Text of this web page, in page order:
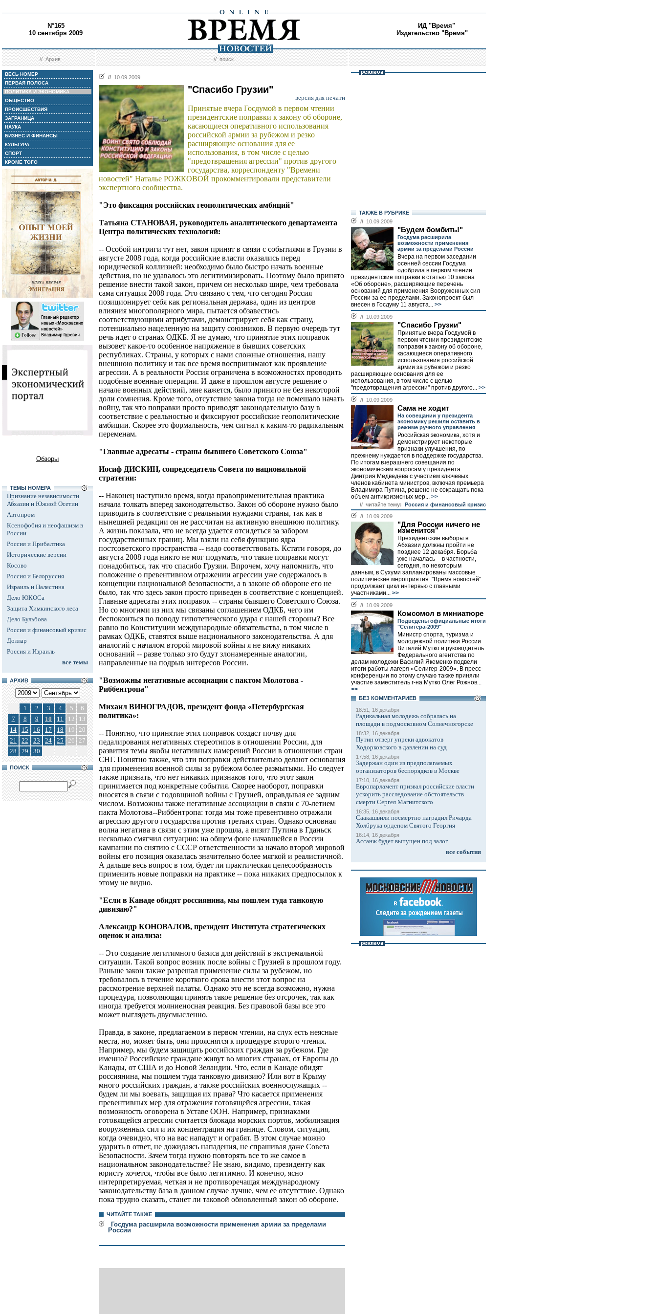
N°165
10 сентября 2009
ИД "Время"
Издательство "Время"
//Архив //поиск
ВЕСЬ НОМЕР
ПЕРВАЯ ПОЛОСА
ПОЛИТИКА И ЭКОНОМИКА
ОБЩЕСТВО
ПРОИСШЕСТВИЯ
ЗАГРАНИЦА
НАУКА
БИЗНЕС И ФИНАНСЫ
КУЛЬТУРА
СПОРТ
КРОМЕ ТОГО
Обзоры
ТЕМЫ НОМЕРА
Признание независимости
Абхазии и Южной Осетии
Автопром
Ксенофобия и неофашизм в
России
Россия и Прибалтика
Исторические версии
Косово
Россия и Белоруссия
Израиль и Палестина
Дело ЮКОСа
Защита Химкинского леса
Дело Бульбова
Россия и финансовый кризис
Доллар
Россия и Израиль
все темы
АРХИВ
1 2 3 4 5
6
7
8 9 10 11 12
13
14
15 16 17 18 19 20
21
22 23 24 25 26 27
28
29 30
ПОИСК
// 10.09.2009
"Спасибо Грузии"
версия для печати
Принятые вчера Госдумой в первом чтении
президентские поправки к закону об обороне,
касающиеся оперативного использования
российской армии за рубежом и резко
расширяющие основания для ее
использования, в том числе с целью
"предотвращения агрессии" против другого
государства, корреспонденту "Времени
новостей" Наталье РОЖКОВОЙ прокомментировали представители
экспертного сообщества.
"Это фиксация российских геополитических амбиций"
Татьяна СТАНОВАЯ, руководитель аналитического департамента
Центра политических технологий:
-- Особой интриги тут нет, закон принят в связи с событиями в Грузии в
августе 2008 года, когда российские власти оказались перед
юридической коллизией: необходимо было быстро начать военные
действия, но не удавалось это легитимизировать. Поэтому было принято
решение внести такой закон, причем он несколько шире, чем требовала
сама ситуация 2008 года. Это связано с тем, что сегодня Россия
позиционирует себя как региональная держава, один из центров
влияния многополярного мира, пытается обзавестись
соответствующими атрибутами, демонстрирует себя как страну,
потенциально нацеленную на защиту союзников. В первую очередь тут
речь идет о странах ОДКБ. Я не думаю, что принятие этих поправок
вызовет какое-то особенное напряжение в бывших советских
республиках. Страны, у которых с нами сложные отношения, нашу
внешнюю политику и так все время воспринимают как проявление
агрессии. А в реальности Россия ограничена в возможностях проводить
подобные военные операции. И даже в прошлом августе решение о
начале военных действий, мне кажется, было принято не без некоторой
доли сомнения. Кроме того, отсутствие закона тогда не помешало начать
войну, так что поправки просто приводят законодательную базу в
соответствие с реальностью и фиксируют российские геополитические
амбиции. Скорее это формальность, чем сигнал к каким-то радикальным
переменам.
"Главные адресаты - страны бывшего Советского Союза"
Иосиф ДИСКИН, сопредседатель Совета по национальной
стратегии:
-- Наконец наступило время, когда правоприменительная практика
начала толкать вперед законодательство. Закон об обороне нужно было
приводить в соответствие с реальными нуждами страны, так как в
нынешней редакции он не рассчитан на активную внешнюю политику.
А жизнь показала, что не всегда удается отсидеться за забором
государственных границ. Мы взяли на себя функцию ядра
постсоветского пространства -- надо соответствовать. Кстати говоря, до
августа 2008 года никто не мог подумать, что такие поправки могут
понадобиться, так что спасибо Грузии. Впрочем, хочу напомнить, что
положение о превентивном отражении агрессии уже содержалось в
концепции национальной безопасности, а в законе об обороне его не
было, так что здесь закон просто приведен в соответствие с концепцией.
Главные адресаты этих поправок -- страны бывшего Советского Союза.
Но со многими из них мы связаны соглашением ОДКБ, чего им
беспокоиться по поводу гипотетического удара с нашей стороны? Все
равно по Конституции международные обязательства, в том числе в
рамках ОДКБ, ставятся выше национального законодательства. А для
аналогий с началом второй мировой войны я не вижу никаких
оснований -- разве только это будут злонамеренные аналогии,
направленные на подрыв интересов России.
"Возможны негативные ассоциации с пактом Молотова -
Риббентропа"
Михаил ВИНОГРАДОВ, президент фонда «Петербургская
политика»:
-- Понятно, что принятие этих поправок создаст почву для
педалирования негативных стереотипов в отношении России, для
развития темы якобы негативных намерений России в отношении стран
СНГ. Понятно также, что эти поправки действительно делают основания
для применения военной силы за рубежом более размытыми. Но следует
также признать, что нет никаких признаков того, что этот закон
принимается под конкретные события. Скорее наоборот, поправки
вносятся в связи с годовщиной войны с Грузией, оправдывая ее задним
числом. Возможны также негативные ассоциации в связи с 70-летием
пакта Молотова--Риббентропа: тогда мы тоже превентивно отражали
агрессию другого государства против третьих стран. Однако основная
волна негатива в связи с этим уже прошла, а визит Путина в Гданьск
несколько смягчил ситуацию: на общем фоне начавшейся в России
кампании по снятию с СССР ответственности за начало второй мировой
войны его позиция оказалась значительно более мягкой и реалистичной.
А дальше весь вопрос в том, будет ли практическая целесообразность
применить новые поправки на практике -- пока никаких предпосылок к
этому не видно.
"Если в Канаде обидят россиянина, мы пошлем туда танковую
дивизию?"
Александр КОНОВАЛОВ, президент Института стратегических
оценок и анализа:
-- Это создание легитимного базиса для действий в экстремальной
ситуации. Такой вопрос возник после войны с Грузией в прошлом году.
Раньше закон также разрешал применение силы за рубежом, но
требовалось в течение короткого срока внести этот вопрос на
рассмотрение верхней палаты. Однако это не всегда возможно, нужна
процедура, позволяющая принять такое решение без отсрочек, так как
иногда требуется молниеносная реакция. Без правовой базы все это
может выглядеть двусмысленно.
Правда, в законе, предлагаемом в первом чтении, на слух есть неясные
места, но, может быть, они прояснятся к процедуре второго чтения.
Например, мы будем защищать российских граждан за рубежом. Где
именно? Российские граждане живут во многих странах, от Европы до
Канады, от США и до Новой Зеландии. Что, если в Канаде обидят
россиянина, мы пошлем туда танковую дивизию? Или вот в Крыму
много российских граждан, а также российских военнослужащих --
будем ли мы воевать, защищая их права? Что касается применения
превентивных мер для отражения готовящейся агрессии, такая
возможность оговорена в Уставе ООН. Например, признаками
готовящейся агрессии считается блокада морских портов, мобилизация
вооруженных сил и их концентрация на границе. Словом, ситуация,
когда очевидно, что на вас нападут и ограбят. В этом случае можно
ударить в ответ, не дожидаясь нападения, не спрашивая даже Совета
Безопасности. Зачем тогда нужно повторять все то же самое в
национальном законодательстве? Не знаю, видимо, президенту как
юристу хочется, чтобы все было легитимно. И конечно, ясно
интерпретируемая, четкая и не противоречащая международному
законодательству база в данном случае лучше, чем ее отсутствие. Однако
пока трудно сказать, станет ли таковой обновленный закон об обороне.
ЧИТАЙТЕ ТАКЖЕ
Госдума расширила возможности применения армии за пределами
России
ТАКЖЕ В РУБРИКЕ
// 10.09.2009
"Будем бомбить!"
Госдума расширила
возможности применения
армии за пределами России
Вчера на первом заседании
осенней сессии Госдума
одобрила в первом чтении
президентские поправки в статью 10 закона
«Об обороне», расширяющие перечень
оснований для применения Вооруженных сил
России за ее пределами. Законопроект был
внесен в Госдуму 11 августа... >>
// 10.09.2009
"Спасибо Грузии"
Принятые вчера Госдумой в
первом чтении президентские
поправки к закону об обороне,
касающиеся оперативного
использования российской
армии за рубежом и резко
расширяющие основания для ее
использования, в том числе с целью
"предотвращения агрессии" против другого... >>
// 10.09.2009
Сама не ходит
На совещании у президента
экономику решили оставить в
режиме ручного управления
Российская экономика, хотя и
демонстрирует некоторые
признаки улучшения, по-
прежнему нуждается в поддержке государства.
По итогам вчерашнего совещания по
экономическим вопросам у президента
Дмитрия Медведева с участием ключевых
членов кабинета министров, включая премьера
Владимира Путина, решено не сокращать пока
объем антикризисных мер... >>
// читайте тему: Россия и финансовый кризис
// 10.09.2009
"Для России ничего не
изменится"
Президентские выборы в
Абхазии должны пройти не
позднее 12 декабря. Борьба
уже началась -- в частности,
сегодня, по некоторым
данным, в Сухуми запланированы массовые
политические мероприятия. "Время новостей"
продолжает цикл интервью с главными
участниками... >>
// 10.09.2009
Комсомол в миниатюре
Подведены официальные итоги
"Селигера-2009"
Министр спорта, туризма и
молодежной политики России
Виталий Мутко и руководитель
Федерального агентства по
делам молодежи Василий Якеменко подвели
итоги работы лагеря «Селигер-2009». В пресс-
конференции по этому случаю также приняли
участие заместитель г-на Мутко Олег Рожнов...
>>
БЕЗ КОМMЕНТАРИЕВ
18:51, 16 декабря
Радикальная молодежь собралась на
площади в подмосковном Солнечногорске
18:32, 16 декабря
Путин отверг упреки адвокатов
Ходорковского в давлении на суд
17:58, 16 декабря
Задержан один из предполагаемых
организаторов беспорядков в Москве
17:10, 16 декабря
Европарламент призвал российские власти
ускорить расследование обстоятельств
смерти Сергея Магнитского
16:35, 16 декабря
Саакашвили посмертно наградил Ричарда
Холбрука орденом Святого Георгия
16:14, 16 декабря
Ассанж будет выпущен под залог
все события